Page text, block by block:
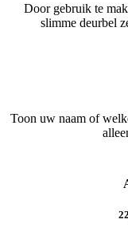
Door gebruik te
slimme deurbel
Toon uw naam of